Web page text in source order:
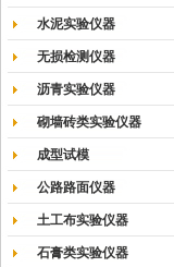
水泥实验仪器
无损检测仪器
沥青实验仪器
砌墙砖类实验仪器
成型试模
公路路面仪器
土工布实验仪器
石膏类实验仪器